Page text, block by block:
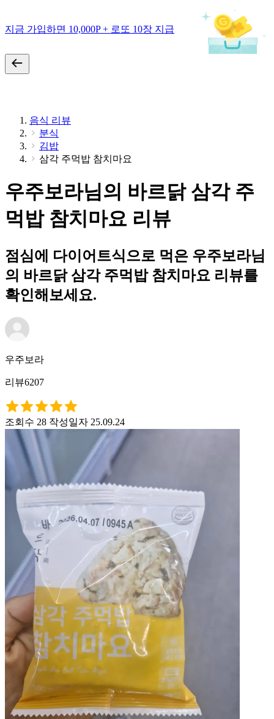
지금 가입하면 10,000P + 로또 10장 지급
음식 리뷰
분식
김밥
삼각 주먹밥 참치마요
우주보라님의 바르닭 삼각 주
먹밥 참치마요 리뷰
점심에 다이어트식으로 먹은 우주보라님
의 바르닭 삼각 주먹밥 참치마요 리뷰를
확인해보세요.
우주보라
리뷰6207
조회수 28 작성일자 25.09.24